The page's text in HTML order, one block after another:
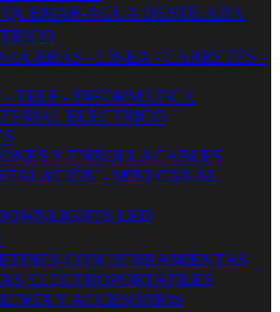
AGUA DESTILADA
- LINEA - CARRETES -
TELF - INFORMATICA
ELECTRICO
Y ENROLLACABLES
- MINI CANAL
LED
CON HERRAMIENTAS
ELECTROPORTATILES
Y ACCESORIOS